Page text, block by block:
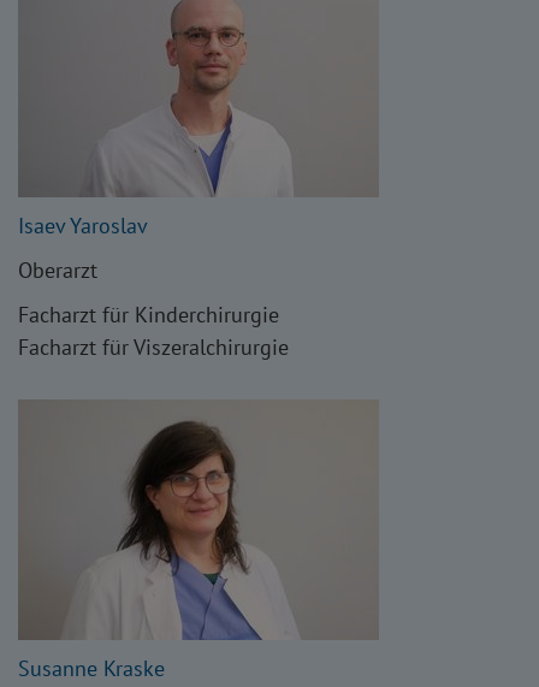
Isaev Yaroslav
Oberarzt
Facharzt für Kinderchirurgie
Facharzt für Viszeralchirurgie
Susanne Kraske